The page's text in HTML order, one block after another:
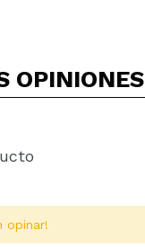
OPINIONES
opinar!